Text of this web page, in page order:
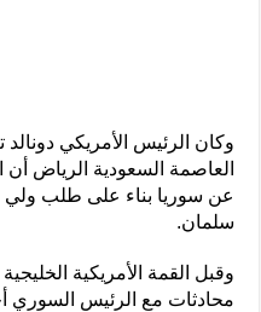
وكان الرئيس الأمريكي دونالد
العاصمة السعودية الرياض أن
عن سوريا بناء على طلب ولي
سلمان.
وقبل القمة الأمريكية
محادثات مع الرئيس السوري